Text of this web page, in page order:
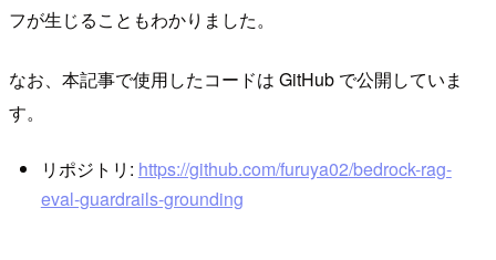
フが生じることもわかりました。
なお、本記事で使用したコードは GitHub で公開していま
す。
リポジトリ: https://github.com/furuya02/bedrock-rag-
eval-guardrails-grounding